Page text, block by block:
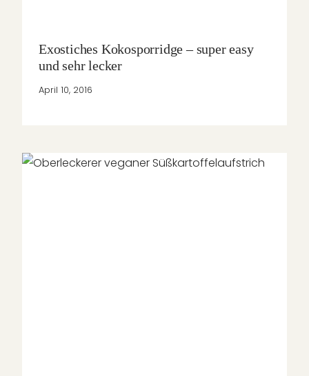
Exostiches Kokosporridge – super easy
und sehr lecker
April 10, 2016